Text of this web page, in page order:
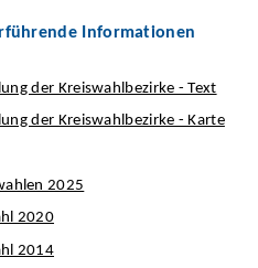
Informationen
der Kreiswahlbezirke - Text
der Kreiswahlbezirke - Karte
2025
2020
2014